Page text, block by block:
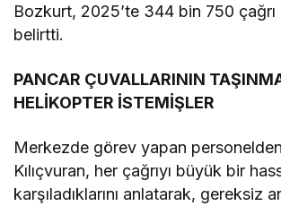
Bozkurt, 2025’te 344 bin 750 çağrı
belirtti.
PANCAR ÇUVALLARININ
HELİKOPTER İSTEMİŞLER
Merkezde görev yapan
Kılıçvuran, her çağrıyı büyük bir
karşıladıklarını anlatarak, gereksiz